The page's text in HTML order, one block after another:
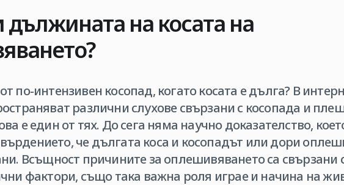
дължината на косата на
по-интензивен косопад, когато косата е дълга? В
различни слухове свързани с косопада и
е един от тях. До сега няма научно доказателство,
че дългата коса и косопадът или дори
Всъщност причините за оплешивяването са свързани
фактори, също така важна роля играе и начина на